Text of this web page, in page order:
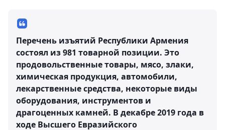
Перечень изъятий Республики Армения
состоял из 981 товарной позиции. Это
продовольственные товары, мясо, злаки,
химическая продукция, автомобили,
лекарственные средства, некоторые виды
оборудования, инструментов и
драгоценных камней. В декабре 2019 года в
ходе Высшего Евразийского